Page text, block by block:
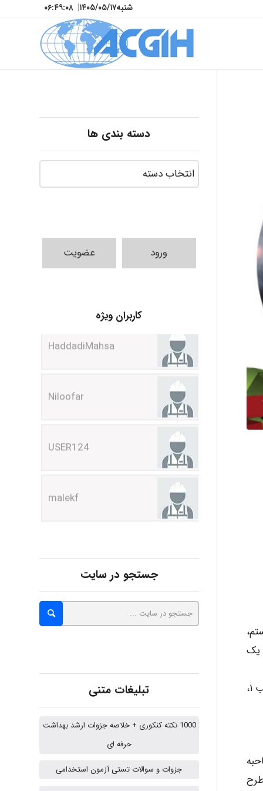
شنبه۱۴۰۵/۰۵/۱۷| ۰۶:۴۹:۱۰
یک
درصدها: ارگونومی ۵۰/۶ درصد با ضریب ۵، آمار و روش تحقیق ۷۶/۶ درصد با ضریب ۳، استعداد تحصیلی ۳۰ درصد با ضریب ۱،
هم به مصاحبه
دسته بندی ها
ورود عضویت
کاربران ویژه
abolfazlkoshehe
A.balandeh
Jafar Tym
aghajari vahid
جستجو در سایت
تبلیغات متنی
1000 نکته کنکوری + خلاصه جزوات ارشد بهداشت
حرفه ای
جزوات و سوالات تستی آزمون استخدامی